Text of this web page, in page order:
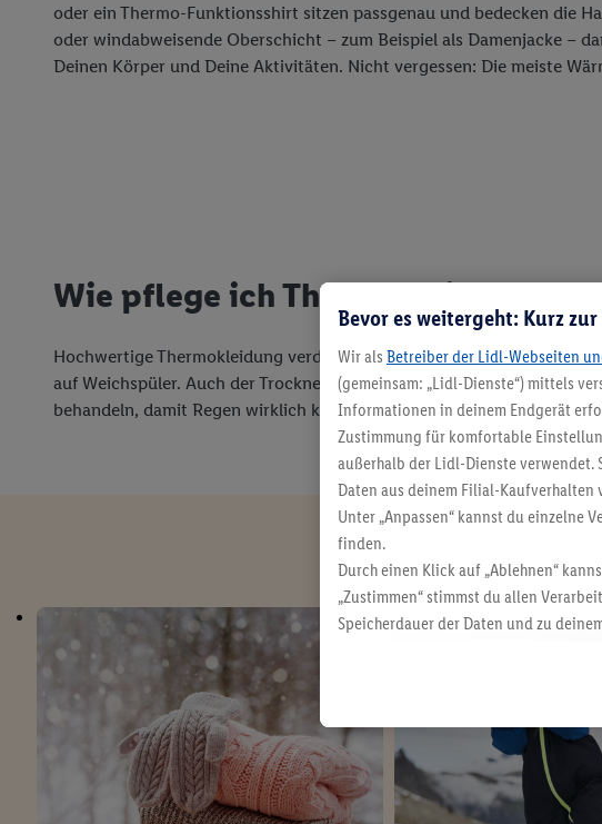
oder ein Thermo-Funktionsshirt sitzen passgenau und bedecken die
oder windabweisende Oberschicht – zum Beispiel als Damenjacke –
Deinen Körper und Deine Aktivitäten. Nicht vergessen: Die meiste
Wie pflege ich Thermokleidung?
Hochwertige Thermokleidung verdient gute Pflege. Wasche Shirts,
auf Weichspüler. Auch der Trockner hat Pause, Lufttrocknen ist die
behandeln, damit Regen wirklich keine Chance hat. Und jetzt? Raus
Bevor es weitergeht: Kurz
Wir als Betreiber der Lidl-Webseiten
(gemeinsam: „Lidl-Dienste“) mittels
Informationen in deinem Endgerät
Zustimmung für komfortable
außerhalb der Lidl-Dienste verwendet.
Daten aus deinem Filial-Kaufverhalten
Unter „Anpassen“ kannst du einzelne
finden.
Durch einen Klick auf „Ablehnen“
„Zustimmen“ stimmst du allen
Speicherdauer der Daten und zu